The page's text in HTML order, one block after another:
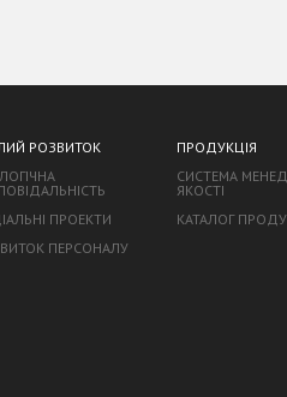
РОЗВИТОК
ПРОЕКТИ
ПЕРСОНАЛУ
ПРОДУКЦІЯ
СИСТЕМА
ЯКОСТІ
КАТАЛОГ